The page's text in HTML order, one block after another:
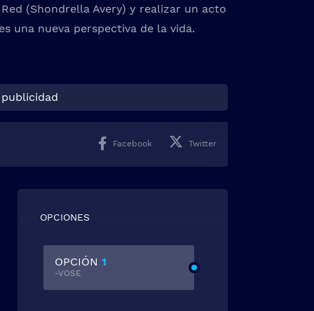
(Shondrella Avery) y realizar un acto
una nueva perspectiva de la vida.
Facebook Twitter
OPCIONES
OPCIÓN 1
-VOSE